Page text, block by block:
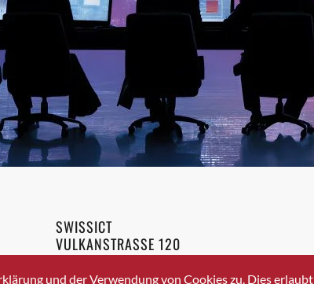
Burgdorf
Bäretswil
Bülach
Cazis
Crissier
Davos Platz
SWISSICT
VULKANSTRASSE 120
8048 ZURICH
und der Verwendung von Cookies zu. Dies erlaubt